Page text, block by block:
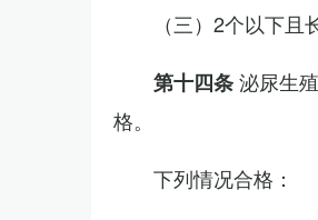
（三）2个以下且
第十四条泌尿生
格。
下列情况合格：